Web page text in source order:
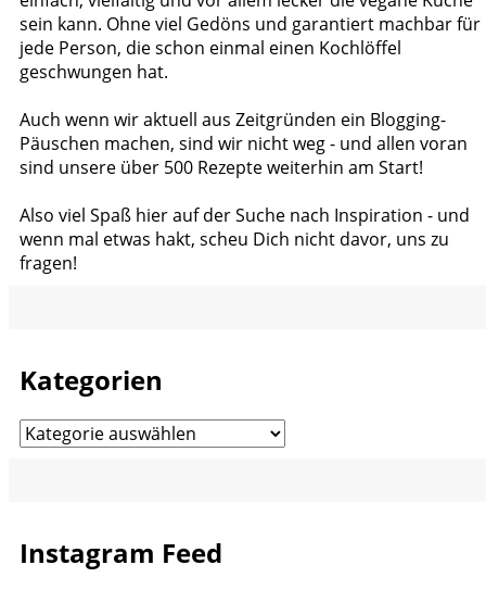
sein kann. Ohne viel Gedöns und garantiert machbar für
jede Person, die schon einmal einen Kochlöffel
geschwungen hat.
Auch wenn wir aktuell aus Zeitgründen ein Blogging-
Päuschen machen, sind wir nicht weg - und allen voran
sind unsere über 500 Rezepte weiterhin am Start!
Also viel Spaß hier auf der Suche nach Inspiration - und
wenn mal etwas hakt, scheu Dich nicht davor, uns zu
fragen!
Kategorien
Kategorien
Instagram Feed